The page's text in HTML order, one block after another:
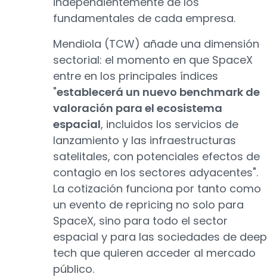
fundamentales de cada empresa.
Mendiola (TCW) añade una dimensión
sectorial: el momento en que SpaceX
entre en los principales índices
"establecerá un nuevo benchmark de
valoración para el ecosistema
espacial, incluidos los servicios de
lanzamiento y las infraestructuras
satelitales, con potenciales efectos de
contagio en los sectores adyacentes".
La cotización funciona por tanto como
un evento de repricing no solo para
SpaceX, sino para todo el sector
espacial y para las sociedades de deep
tech que quieren acceder al mercado
público.